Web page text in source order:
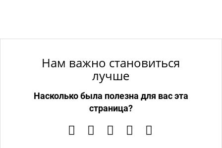
Нам важно становиться
лучше
Насколько была полезна для вас эта
страница?